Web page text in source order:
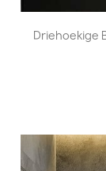
Driehoekige